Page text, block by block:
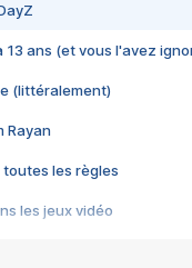
13 ans (et vous l'avez
(littéralement)
Rayan
toutes les règles
les jeux vidéo